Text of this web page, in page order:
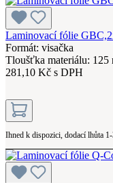
Laminovací fólie
Formát: visačka
Tloušťka materiálu: 125
281,10 Kč s DPH
Ihned k dispozici, dodací lhůta